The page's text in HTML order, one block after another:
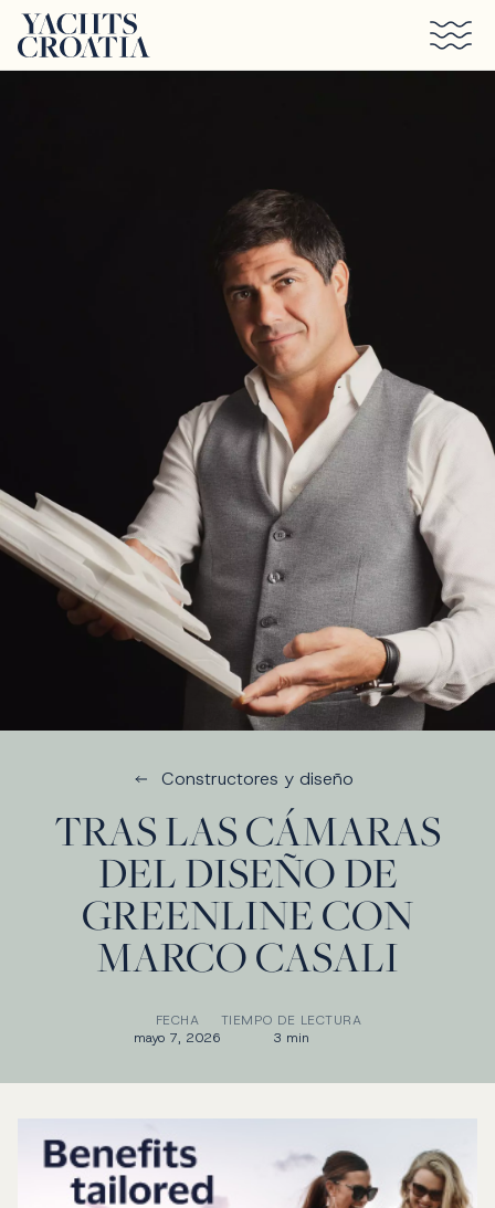
Saltar al contenido principal
Constructores y diseño
TRAS LAS CÁMARAS
DEL DISEÑO DE
GREENLINE CON
MARCO CASALI
FECHA
mayo 7, 2026
TIEMPO DE LECTURA
3 min